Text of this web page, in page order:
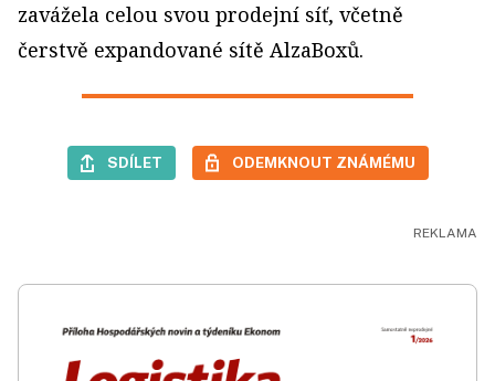
zavážela celou svou prodejní síť, včetně
čerstvě expandované sítě AlzaBoxů.
SDÍLET ODEMKNOUT ZNÁMÉMU